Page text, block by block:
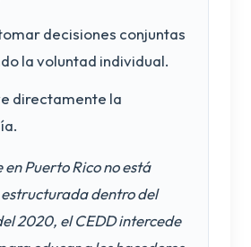
decisiones conjuntas
la voluntad individual.
directamente la
Puerto Rico no está
dentro del
2020, el CEDD intercede